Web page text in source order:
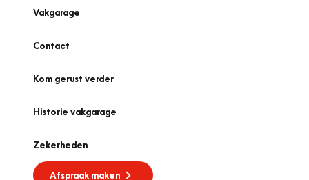
Vakgarage
Contact
Kom gerust verder
Historie vakgarage
Zekerheden
Afspraak maken